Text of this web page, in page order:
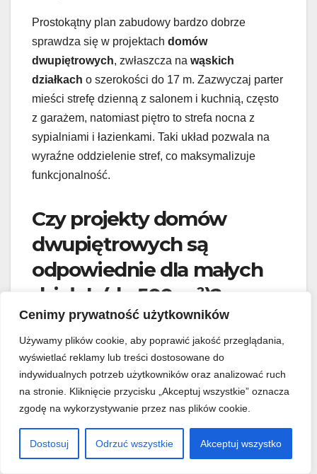
Cenimy prywatność użytkowników
Używamy plików cookie, aby poprawić jakość przeglądania,
wyświetlać reklamy lub treści dostosowane do
indywidualnych potrzeb użytkowników oraz analizować ruch
na stronie. Kliknięcie przycisku „Akceptuj wszystkie” oznacza
zgodę na wykorzystywanie przez nas plików cookie.
Dostosuj Odrzuć wszystkie Akceptuj wszystko
Prostokątny plan zabudowy bardzo dobrze
sprawdza się w projektach domów
dwupiętrowych, zwłaszcza na wąskich
działkach o szerokości do 17 m. Zazwyczaj parter
mieści strefę dzienną z salonem i kuchnią, często
z garażem, natomiast piętro to strefa nocna z
sypialniami i łazienkami. Taki układ pozwala na
wyraźne oddzielenie stref, co maksymalizuje
funkcjonalność.
Czy projekty domów
dwupiętrowych są
odpowiednie dla małych
działek (do 500 m²)?
naprawdę dobrym rozwiązaniem dla
małych
działek
, nawet tych o powierzchni do 500 m².
Dzięki budowie w pionie takie domy zapewniają
optymalną powierzchnię mieszkalną,
jednocześnie zostawiając sporo miejsca na
zieleń. Dzięki nim wygospodarujesz przestrzeń na